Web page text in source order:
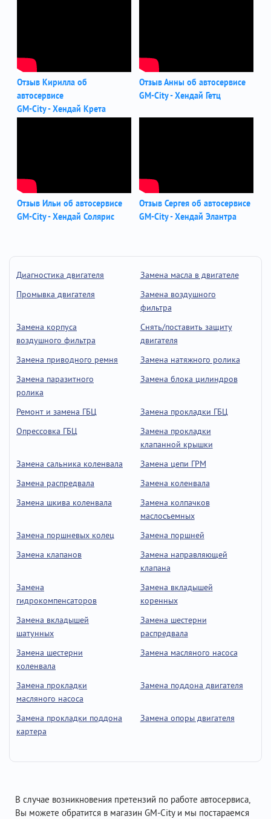
Отзыв Кирилла об
автосервисе
GM-City - Хендай Крета
Отзыв Анны об автосервисе
GM-City - Хендай Гетц
Отзыв Ильи об автосервисе
GM-City - Хендай Солярис
Отзыв Сергея об автосервисе
GM-City - Хендай Элантра
Диагностика двигателя
Замена масла в двигателе
Промывка двигателя
Замена воздушного
фильтра
Замена корпуса
воздушного фильтра
Снять/поставить защиту
двигателя
Замена приводного ремня
Замена натяжного ролика
Замена паразитного
ролика
Замена блока цилиндров
Ремонт и замена ГБЦ
Замена прокладки ГБЦ
Опрессовка ГБЦ
Замена прокладки
клапанной крышки
Замена сальника коленвала
Замена цепи ГРМ
Замена распредвала
Замена коленвала
Замена шкива коленвала
Замена колпачков
маслосъемных
Замена поршневых колец
Замена поршней
Замена клапанов
Замена направляющей
клапана
Замена
гидрокомпенсаторов
Замена вкладышей
коренных
Замена вкладышей
шатунных
Замена шестерни
распредвала
Замена шестерни
коленвала
Замена масляного насоса
Замена прокладки
масляного насоса
Замена поддона двигателя
Замена прокладки поддона
картера
Замена опоры двигателя
В случае возникновения претензий по работе автосервиса,
Вы можете обратится в магазин GM-City и мы постараемся